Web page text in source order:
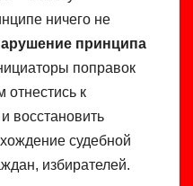
ничего не
принципа
поправок
к
восстановить
судебной
избирателей.